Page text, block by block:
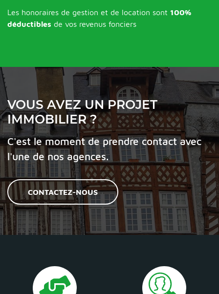
Les honoraires de gestion et de location sont 100%
déductibles de vos revenus fonciers
VOUS AVEZ UN PROJET
IMMOBILIER ?
C'est le moment de prendre contact avec
l'une de nos agences.
CONTACTEZ-NOUS